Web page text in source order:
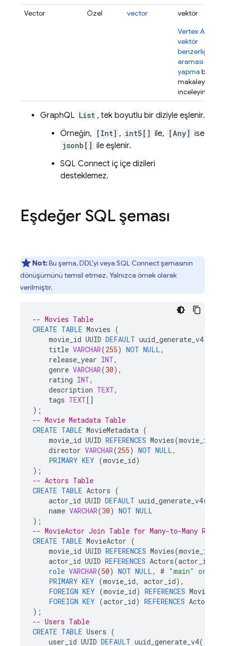
Vector
Özel vector
vektör
Vertex AI ile
vektör
benzerliği
araması
yapma başlıklı
makaleyi
inceleyin.
GraphQL List , tek boyutlu bir diziyle eşlenir.
Örneğin,
[Int] , int5[] ile, [Any] ise
jsonb[] ile eşlenir.
SQL Connect iç içe dizileri
desteklemez.
Eşdeğer SQL şeması
Not:Bu şema, DDL'yi veya SQL Connectşemasının
dönüşümünü temsil etmez. Yalnızca örnek olarak
verilmiştir.
-- Movies Table
CREATE TABLE Movies (
movie_id UUID DEFAULT uuid_generate_v4()
title VARCHAR(255) NOT NULL,
release_year INT,
genre VARCHAR(30),
rating INT,
description TEXT,
tags TEXT[]
);
-- Movie Metadata Table
CREATE TABLE MovieMetadata (
movie_id UUID REFERENCES Movies(movie_id
director VARCHAR(255) NOT NULL,
PRIMARY KEY (movie_id)
);
-- Actors Table
CREATE TABLE Actors (
actor_id UUID DEFAULT uuid_generate_v4()
name VARCHAR(30) NOT NULL
);
-- MovieActor Join Table for Many-to-Many
CREATE TABLE MovieActor (
movie_id UUID REFERENCES Movies(movie_id
actor_id UUID REFERENCES Actors(actor_id
role VARCHAR(50) NOT NULL, # "main" or
PRIMARY KEY (movie_id, actor_id),
FOREIGN KEY (movie_id) REFERENCES Movies
FOREIGN KEY (actor_id) REFERENCES Actors
);
-- Users Table
CREATE TABLE Users (
user_id UUID DEFAULT uuid_generate_v4()